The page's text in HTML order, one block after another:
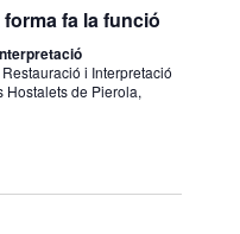
e
g
ó
i
l
fa la funció
i Interpretació
Hostalets de Pierola,